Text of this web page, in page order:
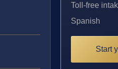
Toll-free
Spanish
Start